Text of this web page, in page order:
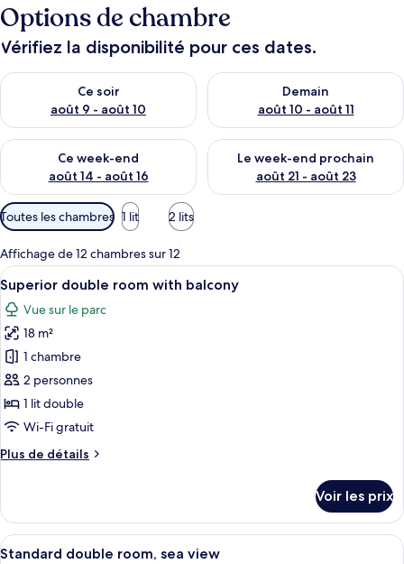
Options de chambre
Vérifiez la disponibilité pour ces dates.
Ce soir
août 9 - août 10
Vérifier la disponibilité pour ce soir août 9 - août 10
Demain
août 10 - août 11
Vérifier la disponibilité pour
Ce week-end
août 14 - août 16
Vérifier la disponibilité pour ce week-end août 14 - août 16
Le week-end prochain
août 21 - août 23
Vérifier la disponibilité pour
Filtres
disponibles
pour
les
chambres
Toutes les chambres 1 lit 2 lits
Affichage de 12 chambres sur 12
Afficher
toutes
les
photos
pour
ce
type
de
chambre :
Superior
with
balcony
Une chambre d’hôtel avec une tête
12
Superior double room with balcony
Vue sur le parc
18 m²
1 chambre
2 personnes
1 lit double
Wi-Fi gratuit
Plus de détails
Plus
le
type
de
Voir les prix
Afficher
Une chambre d’hôtel avec un
3
Standard double room, sea view